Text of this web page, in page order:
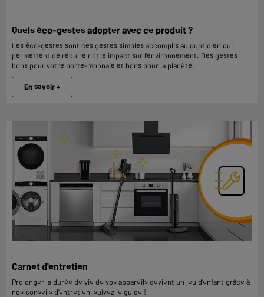
Quels éco-gestes adopter avec ce produit ?
Les éco-gestes sont ces gestes simples accomplis au quotidien qui
permettent de réduire notre impact sur l'environnement. Des gestes
bons pour votre porte-monnaie et bons pour la planète.
En savoir +
Carnet d'entretien
Prolonger la durée de vie de vos appareils devient un jeu d’enfant grâce à
nos conseils d’entretien, suivez le guide !